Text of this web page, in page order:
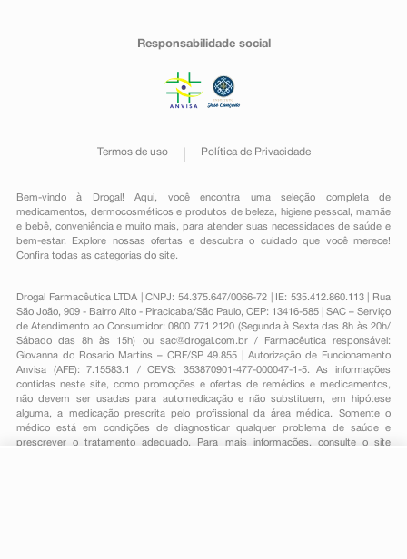
Responsabilidade social
Termos de uso Política de Privacidade
Bem-vindo à Drogal! Aqui, você encontra uma seleção completa de
medicamentos , dermocosméticos e produtos de beleza, higiene pessoal ,mamãe
e bebê, conveniênciae muito mais, para atender suas necessidades de saúde e
bem-estar. Explore nossas ofertas e descubra o cuidado que você merece!
Confira todas as categorias do site.
Drogal Farmacêutica LTDA | CNPJ: 54.375.647/0066-72 | IE: 535.412.860.113 | Rua
São João, 909 - Bairro Alto - Piracicaba/São Paulo, CEP: 13416-585 | SAC – Serviço
de Atendimento ao Consumidor: 0800 771 2120 (Segunda à Sexta das 8h às 20h/
Sábado das 8h às 15h) ou sac@drogal.com.br/ Farmacêutica responsável:
Giovanna do Rosario Martins – CRF/SP 49.855 | Autorização de Funcionamento
Anvisa (AFE): 7.15583.1 / CEVS: 353870901-477-000047-1-5. As informações
contidas neste site, como promoções e ofertas de remédios e medicamentos,
não devem ser usadas para automedicação e não substituem, em hipótese
alguma, a medicação prescrita pelo profissional da área médica. Somente o
médico está em condições de diagnosticar qualquer problema de saúde e
prescrever o tratamento adequado. Para mais informações, consulte o site